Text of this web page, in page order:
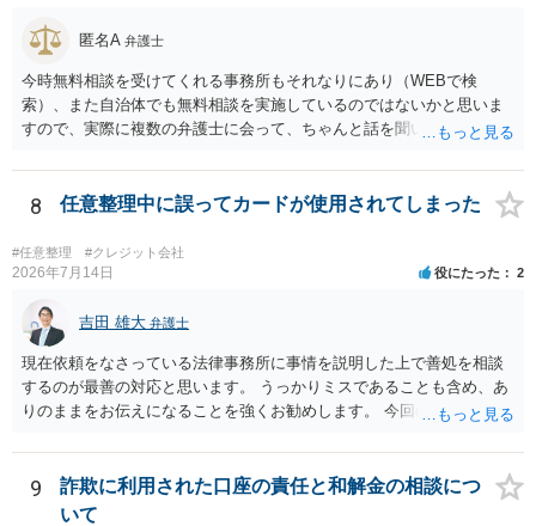
と。）に違反しています。監督官庁に行政処分を求める、裁判所に仮
処分申請、不退去罪が成立すれば警察に通報などの対応が考えられま
す。ご参考にしてください。
匿名A 弁護士
今時無料相談を受けてくれる事務所もそれなりにあり（WEBで検
索）、また自治体でも無料相談を実施しているのではないかと思いま
すので、実際に複数の弁護士に会って、ちゃんと話を聞いてくれる
はそもそも事案を把握できていないようですので、御相談の案件につ
いては弁護士として能力不足なのかもしれません。相手にしない方が
かもしれません。
8 任意整理中に誤ってカードが使用されてしまった
#任意整理 #クレジット会社
2026年7月14日 役にたった 2
吉田 雄大 弁護士
現在依頼をなさっている法律事務所に事情を説明した上で善処を相談
するのが最善の対応と思います。 うっかりミスであることも含め、あ
りのままをお伝えになることを強くお勧めします。 今回のできごとだ
早ければ早いほどいいのは間違いありません。 ご健闘をお祈りいたし
ます。
9
詐欺に利用された口座の責任と和解金の相談につ
いて